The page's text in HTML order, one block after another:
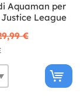
Aquaman per
League
€